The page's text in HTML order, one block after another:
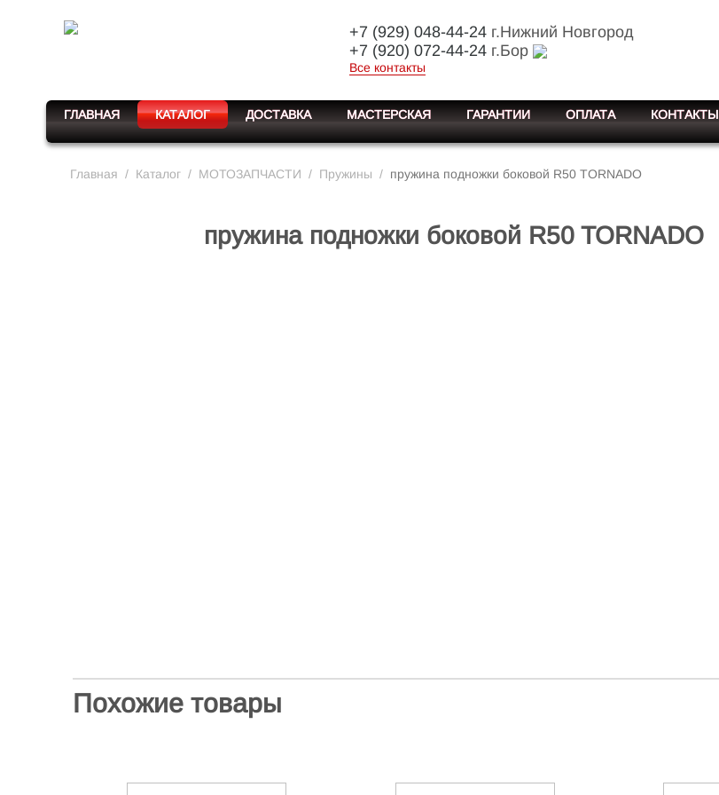
+7 (929) 048-44-24г.Нижний Новгород
+7 (920) 072-44-24г.Бор
Все контакты
ГЛАВНАЯ КАТАЛОГ ДОСТАВКА МАСТЕРСКАЯ ГАРАНТИИ ОПЛАТА КОНТАКТЫ
Главная / Каталог / МОТОЗАПЧАСТИ / Пружины / пружина подножки боковой R50 TORNADO
пружина подножки боковой R50 TORNADO
Похожие товары